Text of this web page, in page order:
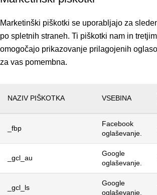
Marketinški piškotki se uporabljajo za
po spletnih straneh. Ti piškotki nam in
omogočajo prikazovanje prilagojenih
za vas pomembna.
NAZIV PIŠKOTKA VSEBINA
_fbp
Facebook
oglaševanje.
_gcl_au
Google
oglaševanje.
_gcl_ls
Google
oglaševanje.